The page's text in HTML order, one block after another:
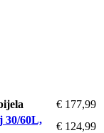
€ 177,99
30/60L,
€ 124,99